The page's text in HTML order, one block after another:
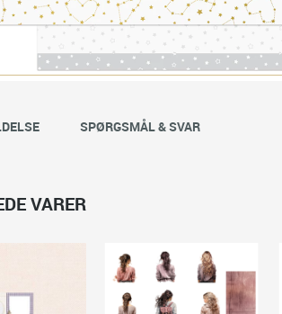
SPØRGSMÅL & SVAR
VARER